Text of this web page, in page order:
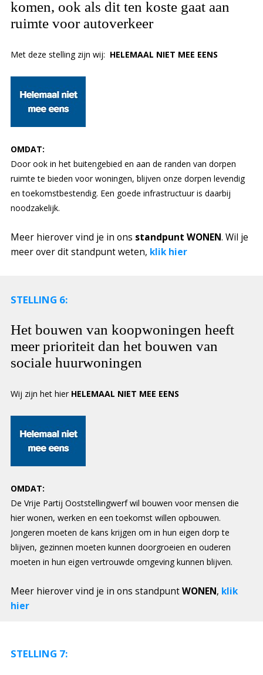
komen, ook als dit ten koste gaat aan
ruimte voor autoverkeer
Met deze stelling zijn wij: HELEMAAL NIET MEE EENS
OMDAT:
Door ook in het buitengebied en aan de randen van dorpen
ruimte te bieden voor woningen, blijven onze dorpen levendig
en toekomstbestendig. Een goede infrastructuur is daarbij
noodzakelijk.
Meer hierover vind je in ons standpunt WONEN. Wil je
meer over dit standpunt weten, klik hier
STELLING 6:
Het bouwen van koopwoningen heeft
meer prioriteit dan het bouwen van
sociale huurwoningen
Wij zijn het hier HELEMAAL NIET MEE EENS
OMDAT:
De Vrije Partij Ooststellingwerf wil bouwen voor mensen die
hier wonen, werken en een toekomst willen opbouwen.
Jongeren moeten de kans krijgen om in hun eigen dorp te
blijven, gezinnen moeten kunnen doorgroeien en ouderen
moeten in hun eigen vertrouwde omgeving kunnen blijven.
Meer hierover vind je in ons standpuntWONEN, klik
hier
STELLING 7: